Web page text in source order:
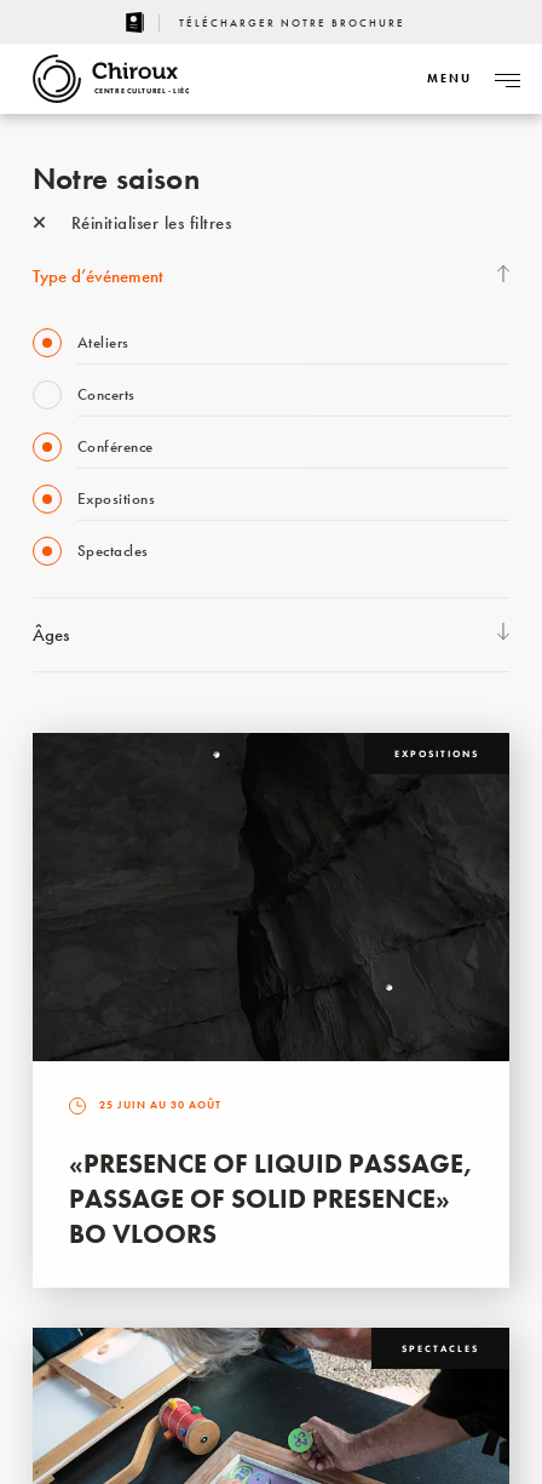
TÉLÉCHARGER NOTRE BROCHURE
CENTRE CULTUREL - LIÈGE
MENU
Notre saison
Réinitialiser les filtres
Type d’événement
Ateliers
Concerts
Conférence
Expositions
Spectacles
Âges
EXPOSITIONS
25 JUIN AU 30 AOÛT
«PRESENCE OF LIQUID PASSAGE,
PASSAGE OF SOLID PRESENCE»
BO VLOORS
SPECTACLES